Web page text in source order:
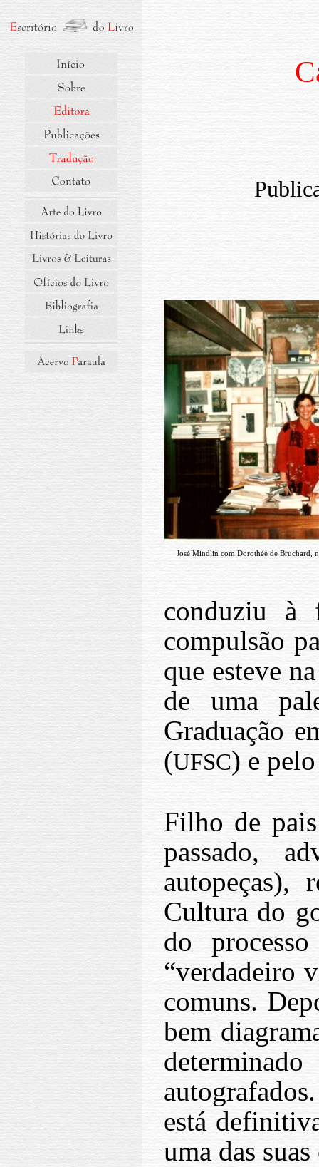
José Mindlin com Dorothée de Bruchard,
conduziu à
compulsão
que esteve
de uma
Graduação
(UFSC) e
Filho de
passado,
autopeças),
Cultura do
do
“verdadeiro
comuns.
bem
está
uma das